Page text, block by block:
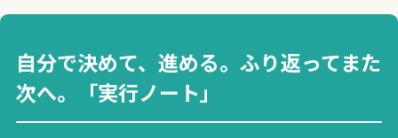
自分で決めて、進める。ふり返ってまた
次へ。「実行ノート」